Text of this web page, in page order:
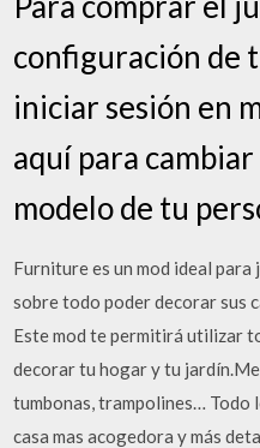
configuración de
iniciar sesión en
aquí para
modelo de tu
Furniture es un mod ideal
sobre todo poder decorar sus
Este mod te permitirá utilizar
decorar tu hogar y tu
tumbonas, trampolines… Todo
casa mas acogedora y más